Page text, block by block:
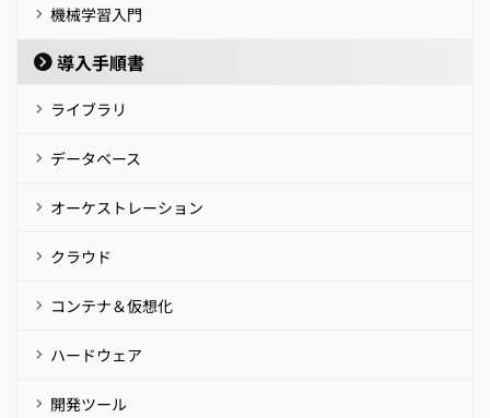
機械学習入門
導入手順書
ライブラリ
データベース
オーケストレーション
クラウド
コンテナ＆仮想化
ハードウェア
開発ツール